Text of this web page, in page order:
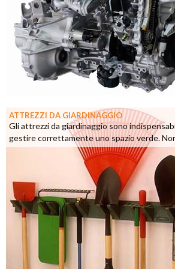
ATTREZZI DA GIARDINAGGIO
Gli attrezzi da giardinaggio sono
gestire correttamente uno spazio verde.